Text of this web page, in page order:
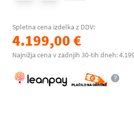
Spletna cena izdelka z DDV:
4.199,00 €
Najnižja cena v zadnjih 30-tih dneh: